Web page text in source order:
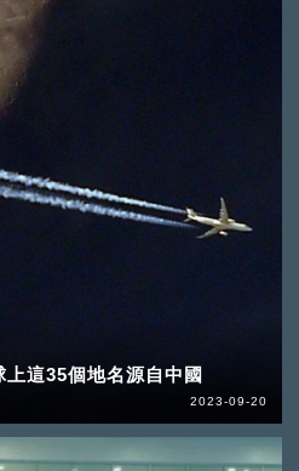
這35個地名源自中國
2023-09-20